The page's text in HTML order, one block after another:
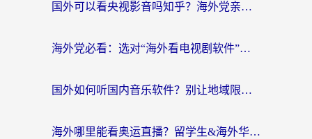
国外可以看央视影音吗知乎？海外党亲测有效的回国加速方案
海外党必看：选对“海外看电视剧软件”，再也不用愁国内剧刷不了
国外如何听国内音乐软件？别让地域限制，断了你的中文歌单
海外哪里能看奥运直播？留学生&海外华人必看的体育赛事观赛终极指南